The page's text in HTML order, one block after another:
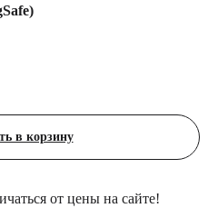
в корзину
от цены на сайте!